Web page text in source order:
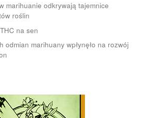
marihuanie odkrywają tajemnice
roślin
na sen
odmian marihuany wpłynęło na rozwój